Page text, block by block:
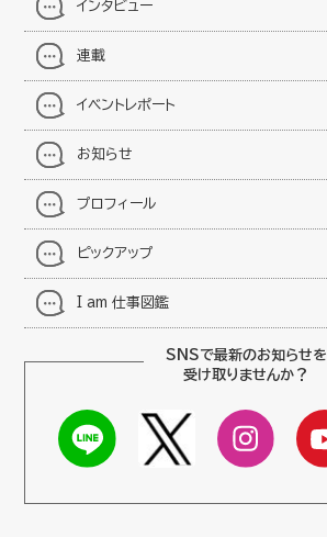
インタビュー
連載
イベントレポート
お知らせ
プロフィール
ピックアップ
I am 仕事図鑑
SNSで最新のお知らせを
受け取りませんか？